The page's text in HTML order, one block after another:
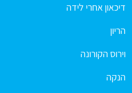
דיכאון אחרי לידה
הריון
וירוס הקורונה
הנקה